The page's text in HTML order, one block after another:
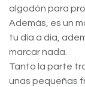
algodón para
Además, es un
tu día a día,
marcar nada.
Tanto la parte
unas pequeñas